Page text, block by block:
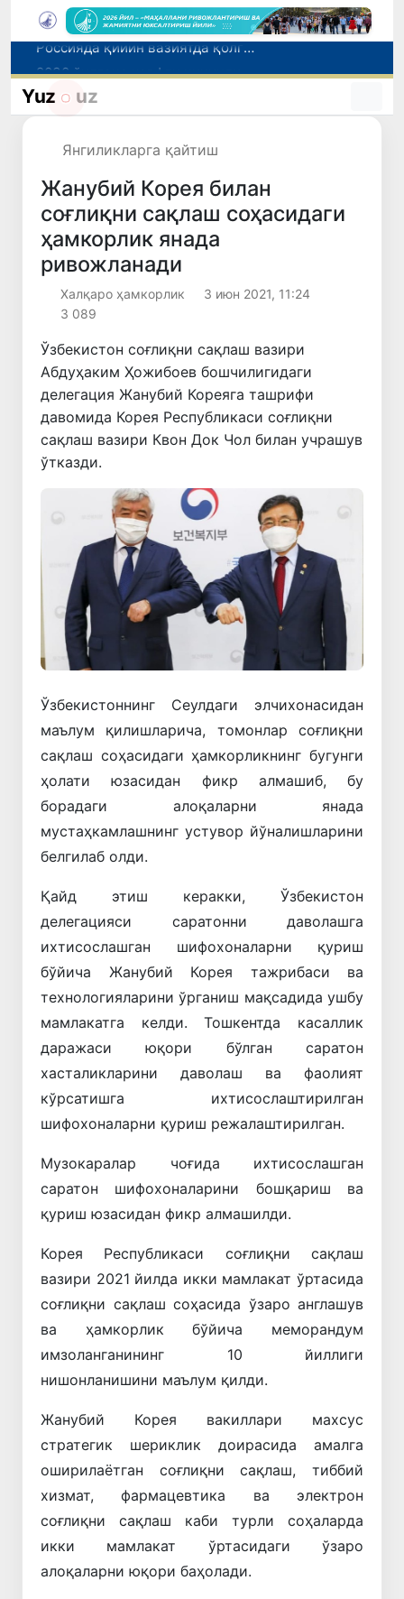
2030 йилгача хавфли чиқиндиларни қайта ишлаш даражаси 20 фоизга етказилади
Ўзбекистон илк бор Халқаро информатика олимпиадаси — IOI 2026га мезбонлик қилади
Yuz uz
Янгиликларга қайтиш
Жанубий Корея билан
соғлиқни сақлаш соҳасидаги
ҳамкорлик янада
ривожланади
Халқаро ҳамкорлик
3 июн 2021, 11:24
3 089
Ўзбекистон соғлиқни сақлаш вазири
Абдуҳаким Ҳожибоев бошчилигидаги
делегация Жанубий Кореяга ташрифи
давомида Корея Республикаси соғлиқни
сақлаш вазири Квон Док Чол билан учрашув
ўтказди.
Ўзбекистоннинг Сеулдаги элчихонасидан
маълум қилишларича, томонлар соғлиқни
сақлаш соҳасидаги ҳамкорликнинг бугунги
ҳолати юзасидан фикр алмашиб, бу
борадаги алоқаларни янада
мустаҳкамлашнинг устувор йўналишларини
белгилаб олди.
Қайд этиш керакки, Ўзбекистон
делегацияси саратонни даволашга
ихтисослашган шифохоналарни қуриш
бўйича Жанубий Корея тажрибаси ва
технологияларини ўрганиш мақсадида ушбу
мамлакатга келди. Тошкентда касаллик
даражаси юқори бўлган саратон
хасталикларини даволаш ва фаолият
кўрсатишга ихтисослаштирилган
шифохоналарни қуриш режалаштирилган.
Музокаралар чоғида ихтисослашган
саратон шифохоналарини бошқариш ва
қуриш юзасидан фикр алмашилди.
Корея Республикаси соғлиқни сақлаш
вазири 2021 йилда икки мамлакат ўртасида
соғлиқни сақлаш соҳасида ўзаро англашув
ва ҳамкорлик бўйича меморандум
имзоланганининг 10 йиллиги
нишонланишини маълум қилди.
Жанубий Корея вакиллари махсус
стратегик шериклик доирасида амалга
оширилаётган соғлиқни сақлаш, тиббий
хизмат, фармацевтика ва электрон
соғлиқни сақлаш каби турли соҳаларда
икки мамлакат ўртасидаги ўзаро
алоқаларни юқори баҳолади.